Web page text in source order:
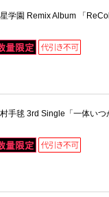
学園 Remix Album 「
手毬 3rd Single「一体いつ